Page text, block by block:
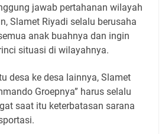
jawab pertahanan wilayah
Slamet Riyadi selalu berusaha
anak buahnya dan ingin
situasi di wilayahnya.
desa ke desa lainnya, Slamet
Groepnya” harus selalu
saat itu keterbatasan sarana